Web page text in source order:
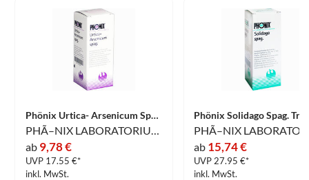
Phönix Urtica- Arsenicum Spag. Tropfen 50 ml
PHÃ–NIX LABORATORIUM GmbH
ab 9,78 €
UVP 17.55 €*
inkl. MwSt.
ab 15,74 €
UVP 27.95 €*
inkl. MwSt.